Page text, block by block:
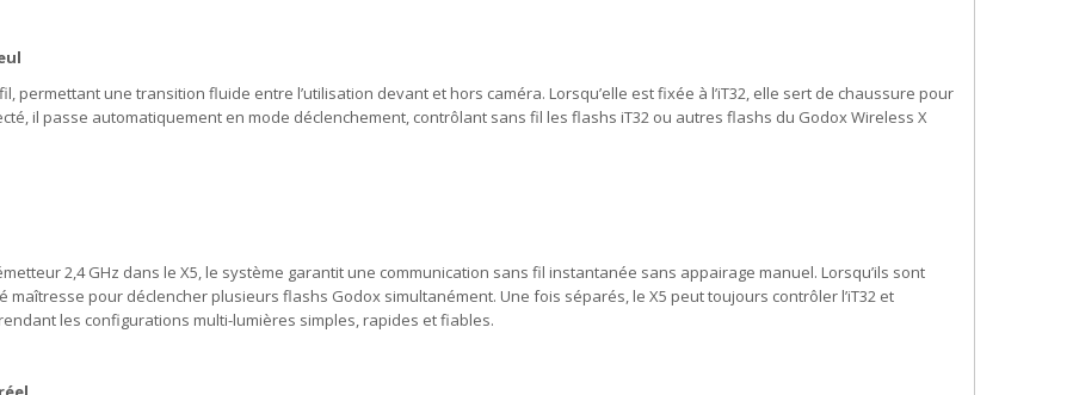
permettant une transition fluide entre l’utilisation devant et hors caméra. Lorsqu’elle est fixée à l’iT32, elle sert de chaussure pour
il passe automatiquement en mode déclenchement, contrôlant sans fil les flashs iT32 ou autres flashs du Godox Wireless X
2,4 GHz dans le X5, le système garantit une communication sans fil instantanée sans appairage manuel. Lorsqu’ils sont
maîtresse pour déclencher plusieurs flashs Godox simultanément. Une fois séparés, le X5 peut toujours contrôler l’iT32 et
les configurations multi-lumières simples, rapides et fiables.